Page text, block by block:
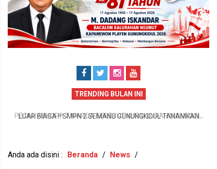
TRENDING BULAN INI
LUAR BIASA !! SMPN 2 SEMANU GUNUNGKIDUL TANAMKAN
Anda ada disini : Beranda / News /